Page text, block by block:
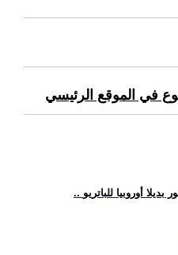
في الموقع الرئيسي
أوروبيا للباتريو